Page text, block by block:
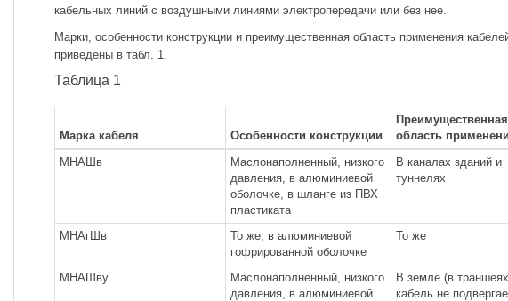
кабельных линий с воздушными линиями электропередачи или без нее.
Марки, особенности конструкции и преимущественная область применения
приведены в табл. 1.
Таблица 1
Марка кабеля Особенности конструкции
Преимущественная
область
МНАШв
Маслонаполненный, низкого
давления, в алюминиевой
оболочке, в шланге из ПВХ
пластиката
В каналах зданий и
туннелях
МНАгШв
То же, в алюминиевой
гофрированной оболочке
То же
МНАШву
Маслонаполненный, низкого
давления, в алюминиевой
В земле (в
кабель не